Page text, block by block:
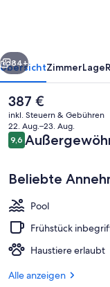
Weiter
84+
ÜbersichtZimmerLage
Der
aktuelle
Preis
beträgt
387 €.
387 €
inkl. Steuern & Gebühren
22. Aug.–23. Aug.
Bewertungen
9,69,6 von 10.
Beliebte
Pool
Frühstück
Haustiere erlaubt
Alle anzeigen